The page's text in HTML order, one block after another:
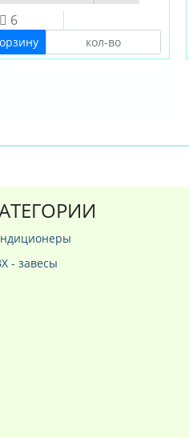
6
- завесы